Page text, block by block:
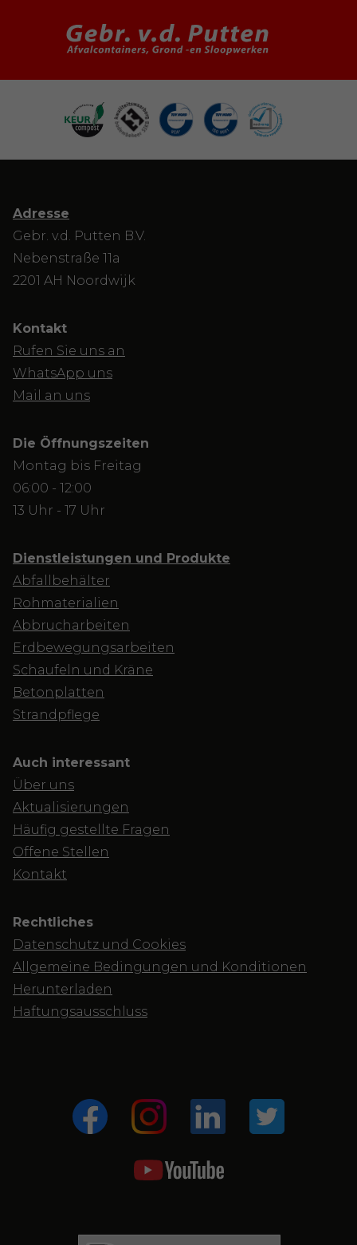
Adresse
Gebr. v.d. Putten B.V.
Nebenstraße 11a
2201 AH Noordwijk
Kontakt
Rufen Sie uns an
WhatsApp uns
Mail an uns
Die Öffnungszeiten
Montag bis Freitag
06:00 - 12:00
13 Uhr - 17 Uhr
Dienstleistungen und Produkte
Abfallbehälter
Rohmaterialien
Abbrucharbeiten
Erdbewegungsarbeiten
Schaufeln und Kräne
Betonplatten
Strandpflege
Auch interessant
Über uns
Aktualisierungen
Häufig gestellte Fragen
Offene Stellen
Kontakt
Rechtliches
Datenschutz und Cookies
Allgemeine Bedingungen und Konditionen
Herunterladen
Haftungsausschluss